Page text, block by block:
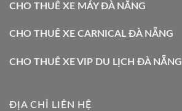
CHO THUÊ XE MÁY ĐÀ NẴNG
CHO THUÊ XE CARNICAL ĐÀ NẴNG
CHO THUÊ XE VIP DU LỊCH ĐÀ NẴNG
ĐỊA CHỈ LIÊN HỆ